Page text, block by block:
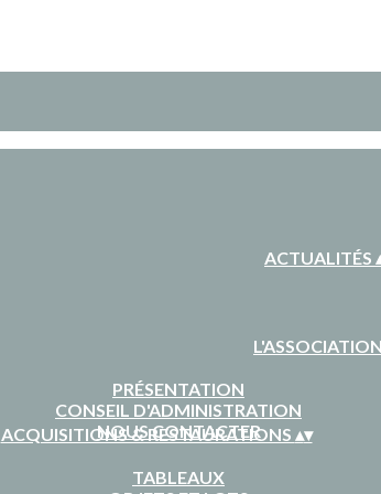
ACTUALITÉS
L'ASSOCIATION
PRÉSENTATION
CONSEIL D'ADMINISTRATION
NOUS CONTACTER
ACQUISITIONS & RESTAURATIONS ▴▾
TABLEAUX